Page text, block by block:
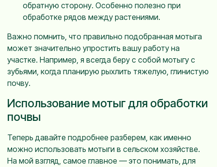
обратную сторону. Особенно полезно при
обработке рядов между растениями.
Важно помнить, что правильно подобранная мотыга
может значительно упростить вашу работу на
участке. Например, я всегда беру с собой мотыгу с
зубьями, когда планирую рыхлить тяжелую, глинистую
почву.
Использование мотыг для обработки
почвы
Теперь давайте подробнее разберем, как именно
можно использовать мотыги в сельском хозяйстве.
На мой взгляд, самое главное — это понимать, для